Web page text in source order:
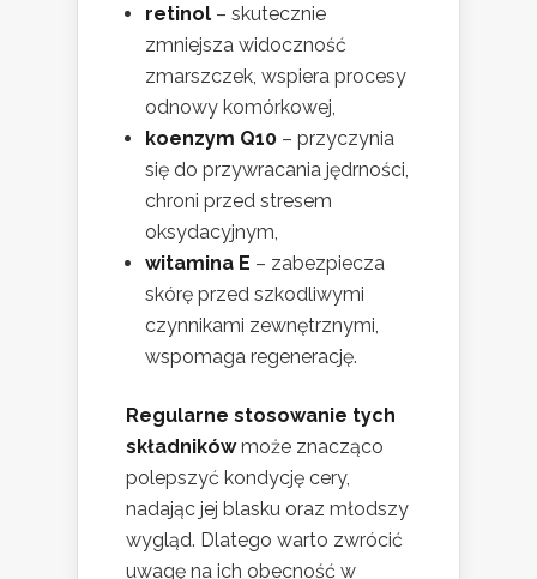
retinol – skutecznie
zmniejsza widoczność
zmarszczek, wspiera procesy
odnowy komórkowej,
koenzym Q10 – przyczynia
się do przywracania jędrności,
chroni przed stresem
oksydacyjnym,
witamina E – zabezpiecza
skórę przed szkodliwymi
czynnikami zewnętrznymi,
wspomaga regenerację.
Regularne stosowanie tych
składnikówmoże znacząco
polepszyć kondycję cery,
nadając jej blasku oraz młodszy
wygląd. Dlatego warto zwrócić
uwagę na ich obecność w